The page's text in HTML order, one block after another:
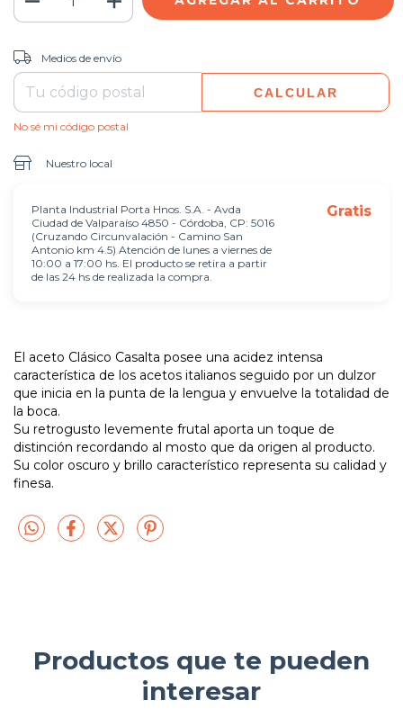
Entregas para el CP:
Medios de envío
CALCULAR
No sé mi código postal
Nuestro local
Planta Industrial Porta Hnos. S.A. - Avda
Ciudad de Valparaíso 4850 - Córdoba, CP: 5016
(Cruzando Circunvalación - Camino San
Antonio km 4.5) Atención de lunes a viernes de
10:00 a 17:00 hs. El producto se retira a partir
de las 24 hs de realizada la compra.
Gratis
El aceto Clásico Casalta posee una acidez intensa
característica de los acetos italianos seguido por un dulzor
que inicia en la punta de la lengua y envuelve la totalidad de
la boca.
Su retrogusto levemente frutal aporta un toque de
distinción recordando al mosto que da origen al producto.
Su color oscuro y brillo característico representa su calidad y
finesa.
Productos que te pueden
interesar